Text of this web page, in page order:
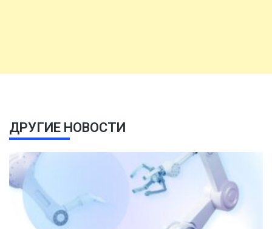
ДРУГИЕ НОВОСТИ